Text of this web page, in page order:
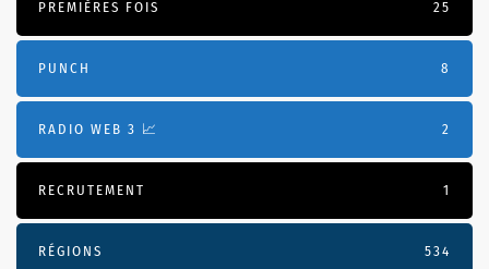
PREMIÈRES FOIS 25
PUNCH 8
RADIO WEB 3 📈 2
RECRUTEMENT 1
RÉGIONS 534